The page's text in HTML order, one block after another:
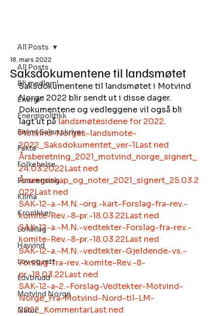
All Posts
Bli medlem!
Energi
Energipolitikk
Eivind Salen skriver
Fakta
Folkehelse
Forurensing
Klima
Kronikker
Lokallag
Havvind
Lov og rett
Lovbrudd
Motvind Norge
Natur
All Posts
Saksdokumentene til landsmøtet
18. mars 2022
Saksdokumentene til landsmøtet i Motvind
Norge 2022 blir sendt ut i disse dager.
Dokumentene og vedleggene vil også bli
lagt ut på landsmøtesidene for 2022.
Motvind-Norges-landsmote-
2022_Saksdokumentet_ver-1Last ned
Årsberetning_2021_motvind_norge_signert_
24.03.2022Last ned
Årsregnskap_og_noter_2021_signert_25.03.2
022Last ned
SAK-12-a.-M.N.-org.-kart-Forslag-fra-rev.-
komite-Rev.-8-pr.-18.03.22Last ned
SAK-12-a.-M.N.-vedtekter-Forslag-fra-rev.-
komite-Rev.-8-pr.-18.03.22Last ned
SAK-12-a.-M.N.-vedtekter-Gjeldende-vs.-
Forslag-fra-rev.-komite-Rev.-8-
pr.-18.03.22Last ned
SAK-12-a-2.-Forslag-Vedtekter-Motvind-
Norge_Fra-Motvind-Nord-til-LM-
2022_KommentarLast ned